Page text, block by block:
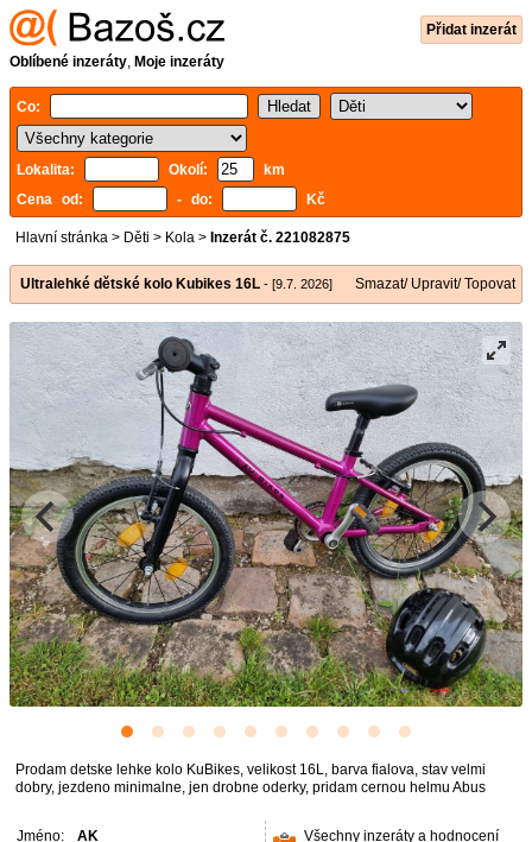
Přidat inzerát
Oblíbené inzeráty, Moje inzeráty
Co:
Lokalita: Okolí:
km
Cena od:
- do: Kč
Hlavní stránka > Děti > Kola > Inzerát č. 221082875
Ultralehké dětské kolo Kubikes 16L - [9.7. 2026] Smazat/ Upravit/ Topovat
Prodam detske lehke kolo KuBikes, velikost 16L, barva fialova, stav velmi
dobry, jezdeno minimalne, jen drobne oderky, pridam cernou helmu Abus
Jméno: AK
Všechny inzeráty a hodnocení